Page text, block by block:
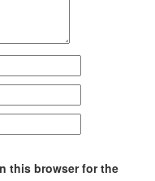
this browser for the